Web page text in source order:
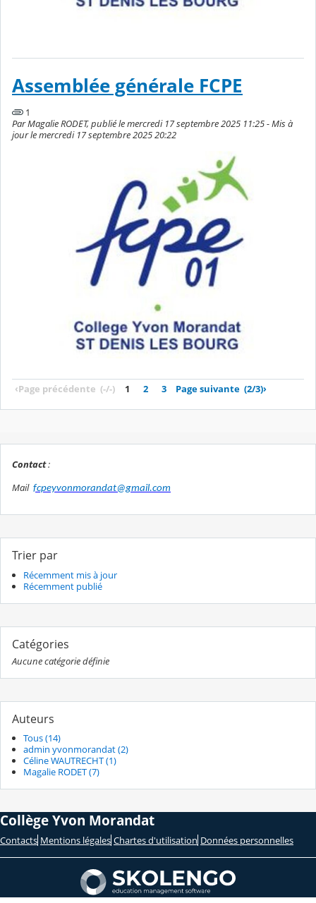
Assemblée générale FCPE
1
Par Magalie RODET, publié le mercredi 17 septembre 2025 11:25 - Mis à
jour le mercredi 17 septembre 2025 20:22
‹Page précédente (-/-) 1 2 3 Page suivante (2/3)›
Contact:
Mail fcpeyvonmorandat@gmail.com
Trier par
Récemment mis à jour
Récemment publié
Catégories
Aucune catégorie définie
Auteurs
Tous (14)
admin yvonmorandat (2)
Céline WAUTRECHT (1)
Magalie RODET (7)
Collège Yvon Morandat
Contacts Mentions légales Chartes d'utilisation Données personnelles